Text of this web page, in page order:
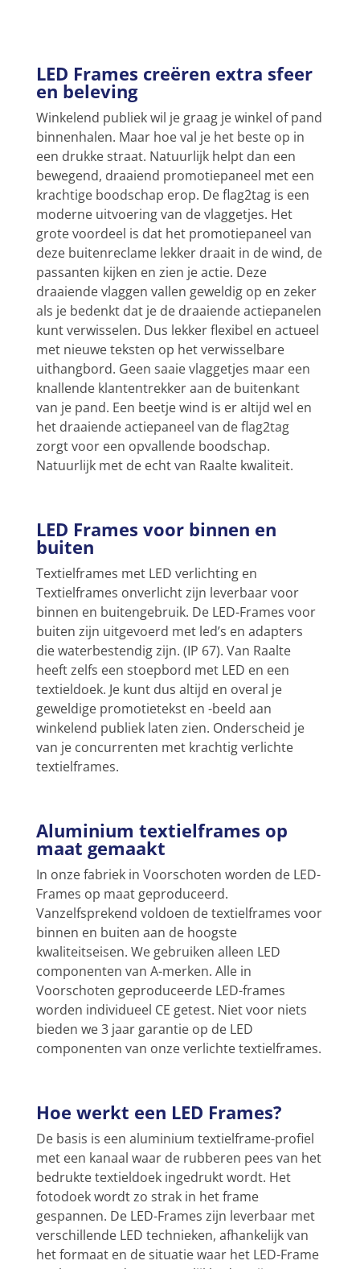
LED Frames creëren extra sfeer
en beleving
Winkelend publiek wil je graag je winkel of pand
binnenhalen. Maar hoe val je het beste op in
een drukke straat. Natuurlijk helpt dan een
bewegend, draaiend promotiepaneel met een
krachtige boodschap erop. De flag2tag is een
moderne uitvoering van de vlaggetjes. Het
grote voordeel is dat het promotiepaneel van
deze buitenreclame lekker draait in de wind, de
passanten kijken en zien je actie. Deze
draaiende vlaggen vallen geweldig op en zeker
als je bedenkt dat je de draaiende actiepanelen
kunt verwisselen. Dus lekker flexibel en actueel
met nieuwe teksten op het verwisselbare
uithangbord. Geen saaie vlaggetjes maar een
knallende klantentrekker aan de buitenkant
van je pand. Een beetje wind is er altijd wel en
het draaiende actiepaneel van de flag2tag
zorgt voor een opvallende boodschap.
Natuurlijk met de echt van Raalte kwaliteit.
LED Frames voor binnen en
buiten
Textielframes met LED verlichting en
Textielframes onverlicht zijn leverbaar voor
binnen en buitengebruik. De LED-Frames voor
buiten zijn uitgevoerd met led’s en adapters
die waterbestendig zijn. (IP 67). Van Raalte
heeft zelfs een stoepbord met LED en een
textieldoek. Je kunt dus altijd en overal je
geweldige promotietekst en -beeld aan
winkelend publiek laten zien. Onderscheid je
van je concurrenten met krachtig verlichte
textielframes.
Aluminium textielframes op
maat gemaakt
In onze fabriek in Voorschoten worden de LED-
Frames op maat geproduceerd.
Vanzelfsprekend voldoen de textielframes voor
binnen en buiten aan de hoogste
kwaliteitseisen. We gebruiken alleen LED
componenten van A-merken. Alle in
Voorschoten geproduceerde LED-frames
worden individueel CE getest. Niet voor niets
bieden we 3 jaar garantie op de LED
componenten van onze verlichte textielframes.
Hoe werkt een LED Frames?
De basis is een aluminium textielframe-profiel
met een kanaal waar de rubberen pees van het
bedrukte textieldoek ingedrukt wordt. Het
fotodoek wordt zo strak in het frame
gespannen. De LED-Frames zijn leverbaar met
verschillende LED technieken, afhankelijk van
het formaat en de situatie waar het LED-Frame